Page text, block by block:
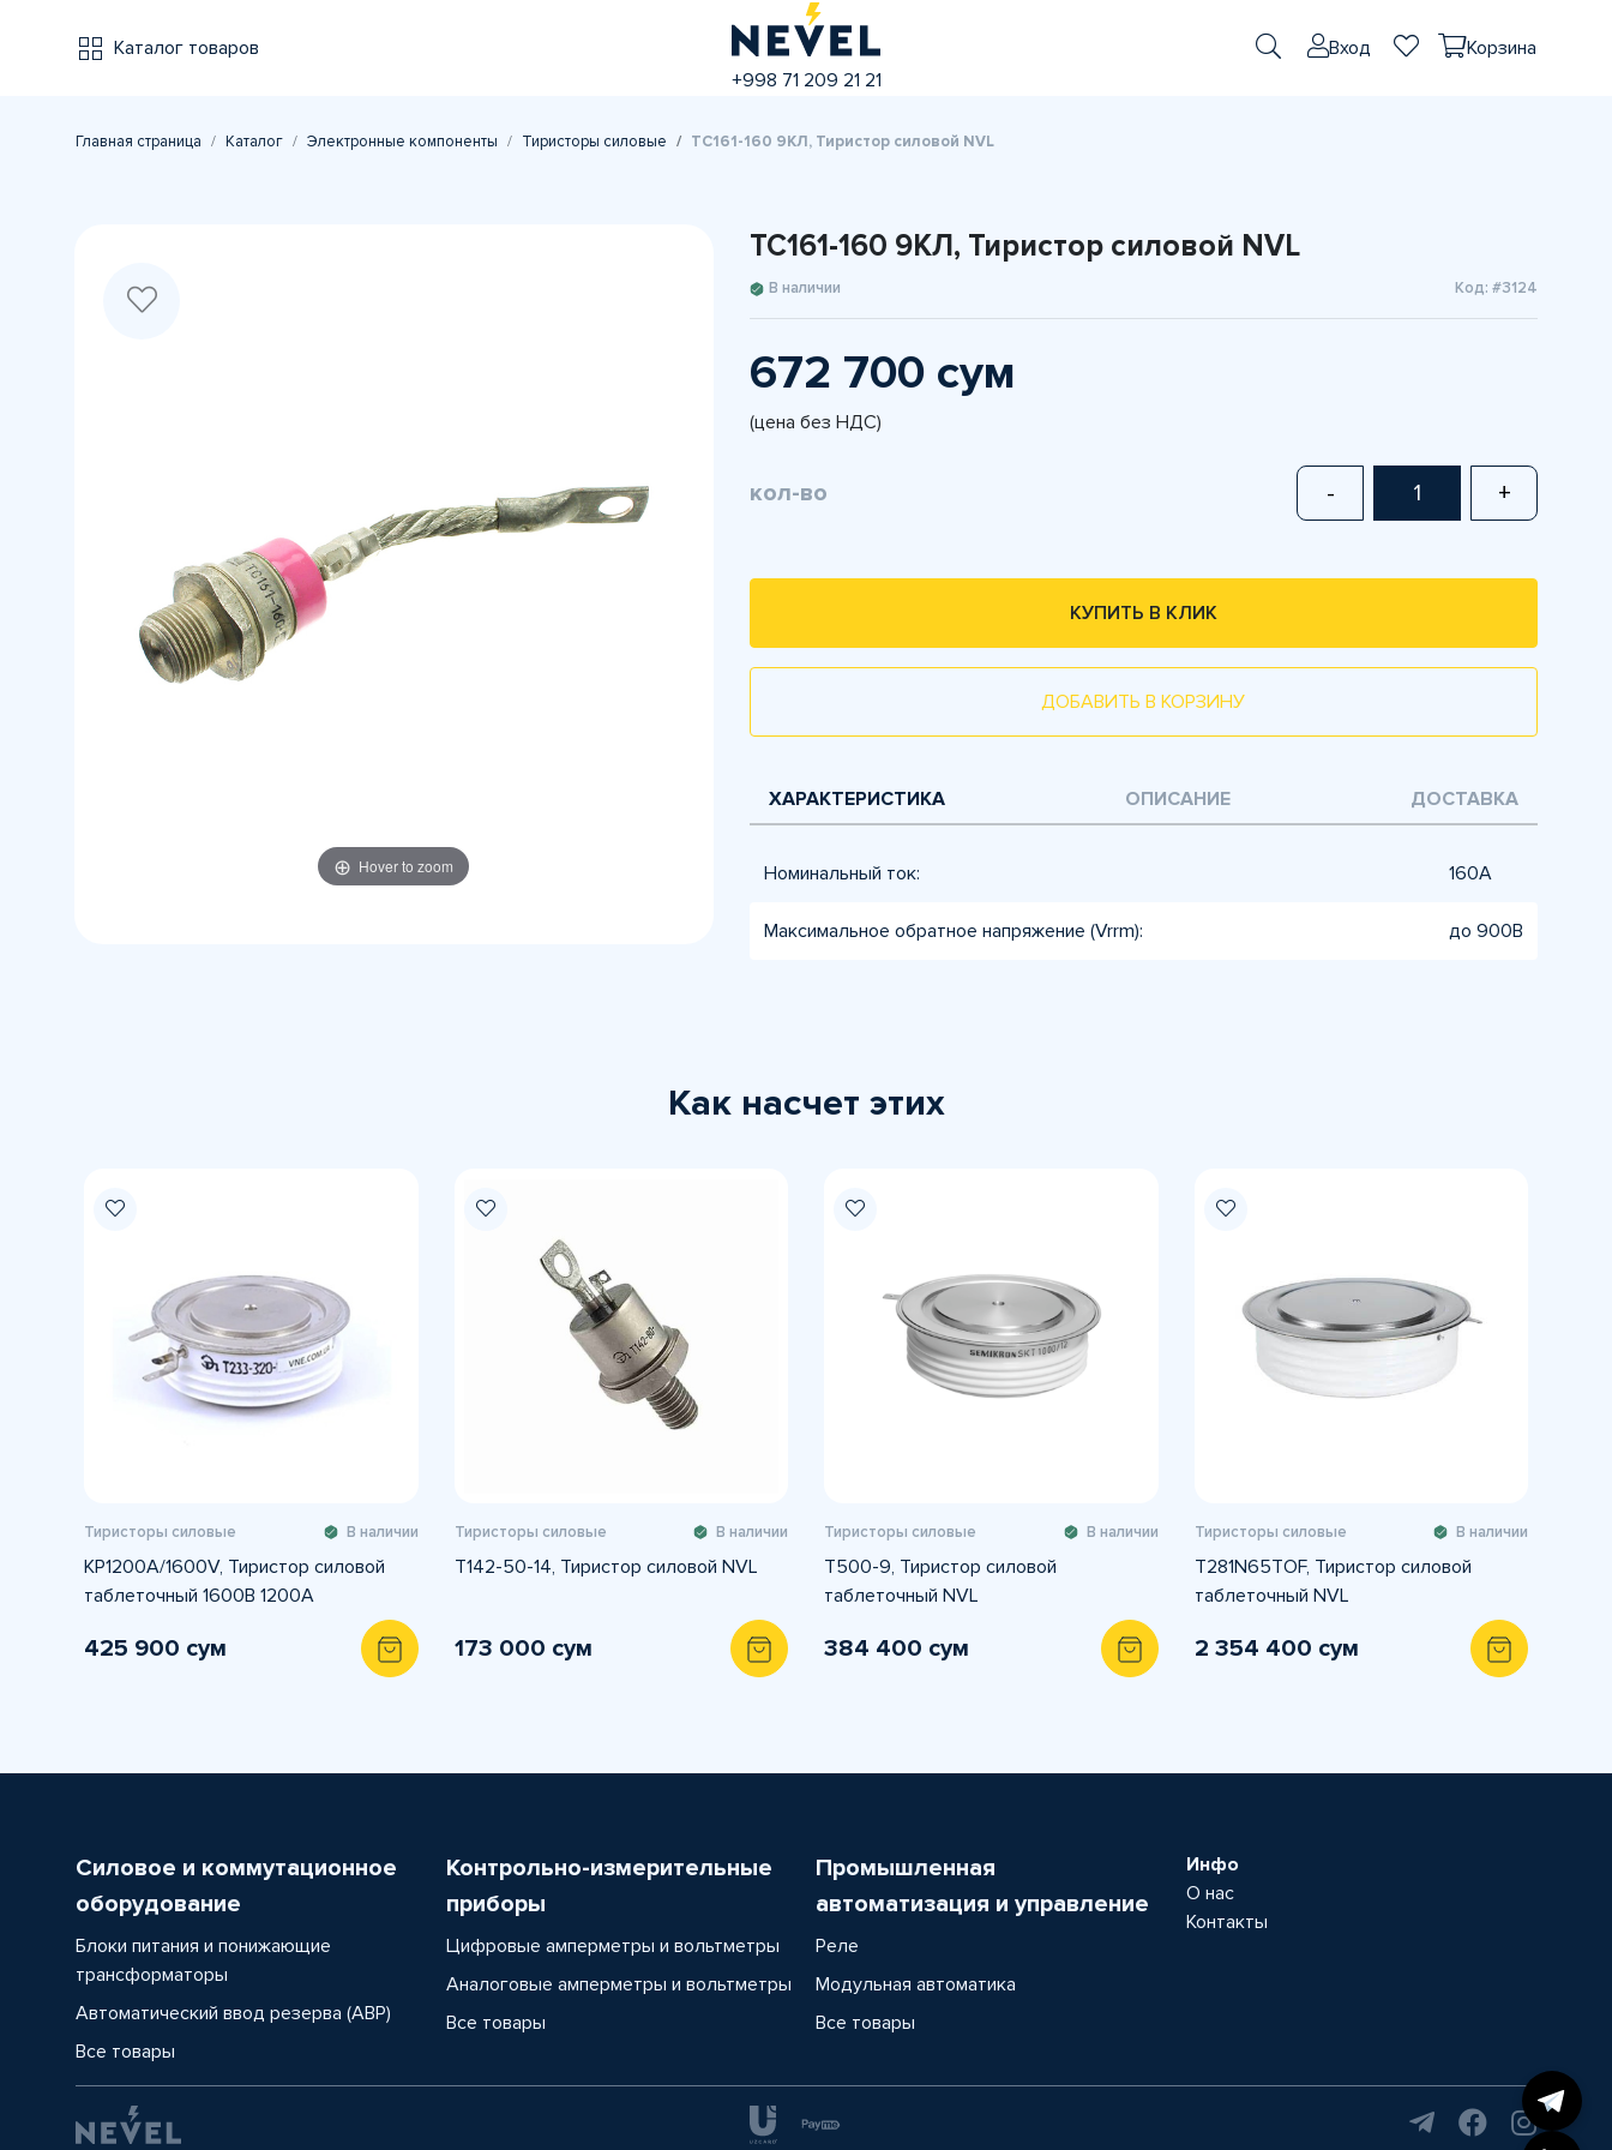
Каталог товаров
+998 71 209 21 21
Вход Корзина
Главная страница Каталог Электронные компоненты Тиристоры силовые ТС161-160 9КЛ, Тиристор силовой NVL
Hover to zoom
ТС161-160 9КЛ, Тиристор силовой NVL
В наличии Код: #3124
672 700 сум
(цена без НДС)
кол-во - +
КУПИТЬ В КЛИК
ДОБАВИТЬ В КОРЗИНУ
ХАРАКТЕРИСТИКА ОПИСАНИЕ ДОСТАВКА
Номинальный ток: 160А
Максимальное обратное напряжение (Vrrm): до 900В
Как насчет этих
Тиристоры силовые В наличии
KP1200A/1600V, Тиристор силовой
таблеточный 1600В 1200А
425 900 сум
Тиристоры силовые В наличии
Т142-50-14, Тиристор силовой NVL
173 000 сум
Тиристоры силовые В наличии
Т500-9, Тиристор силовой
таблеточный NVL
384 400 сум
Тиристоры силовые В наличии
T281N65TOF, Тиристор силовой
таблеточный NVL
2 354 400 сум
Силовое и коммутационное
оборудование
Блоки питания и понижающие
трансформаторы
Автоматический ввод резерва (АВР)
Все товары
Контрольно-измерительные
приборы
Цифровые амперметры и вольтметры
Аналоговые амперметры и вольтметры
Все товары
Промышленная
автоматизация и управление
Реле
Модульная автоматика
Все товары
Инфо
О нас
Контакты